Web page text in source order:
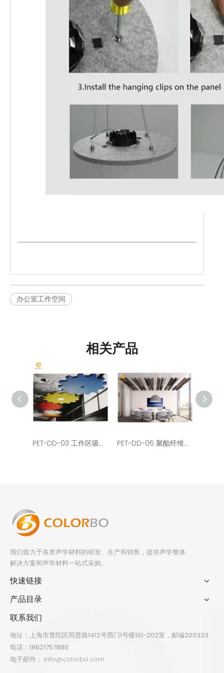
办公室工作空间
相关产品
PET-DD-03 工作区吸音吊顶板 PET-DD-06 聚酯纤维吸音天花板毡板在办公室工作空间
我们致力于各类声学材料的研发、生产和销售，提供声学整体
解决方案和声学材料一站式采购。
快速链接
产品目录
联系我们
地址：上海市普陀区同普路1412号西门1号楼101-202室，邮编200333
电话：18621757880
电子邮件： info@colorbo.com